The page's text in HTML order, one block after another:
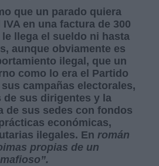
que un parado quiera
en una factura de 300
llega el sueldo ni hasta
aunque obviamente es
ilegal, que un
como lo era el Partido
campañas electorales,
sus dirigentes y la
de sus sedes con fondos
económicas,
ilegales. En román
propias de un